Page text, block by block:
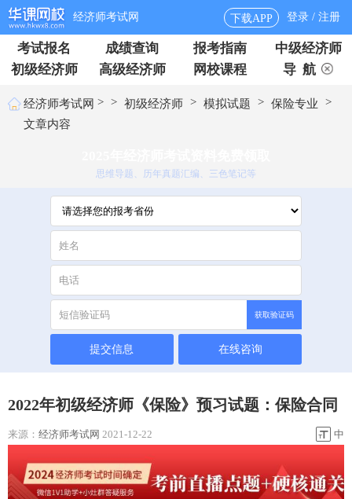
经济师考试网 下载APP 登录 / 注册
考试报名 成绩查询 报考指南
中级经济师
初级经济师
高级经济师 网校课程 导 航
经济师考试网 > > 初级经济师 > 模拟试题 > 保险专业
>
文章内容
思维导题、历年真题汇编、三色笔记等
获取验证码
提交信息 在线咨询
2022年初级经济师《保险》预习试题：保险合同
来源： 经济师考试网 2021-12-22 中